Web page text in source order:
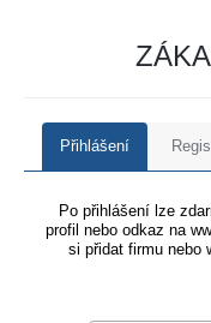
Přihlášení
Po přihlášení lze
profil nebo odkaz na
si přidat firmu nebo